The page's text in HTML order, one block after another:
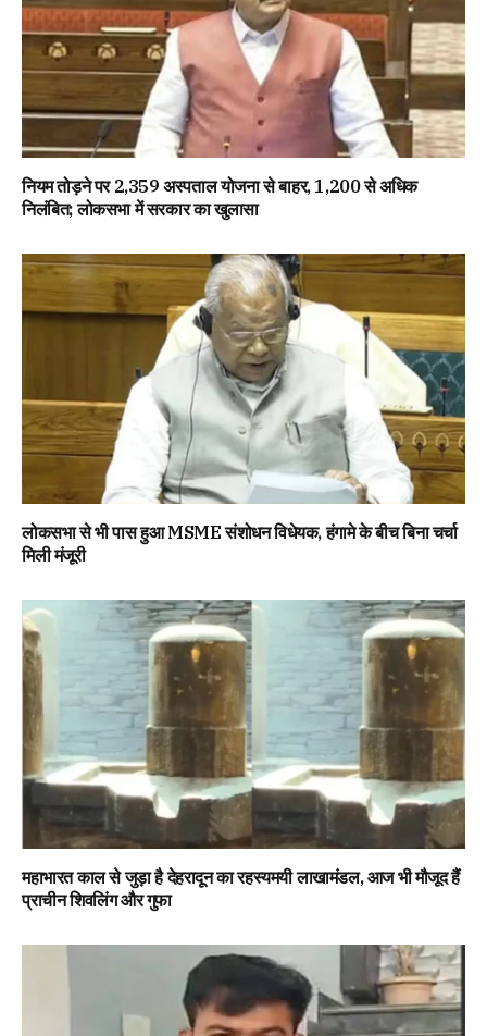
नियम तोड़ने पर 2,359 अस्पताल योजना से बाहर, 1,200 से अधिक
निलंबित; लोकसभा में सरकार का खुलासा
लोकसभा से भी पास हुआ MSME संशोधन विधेयक, हंगामे के बीच बिना चर्चा
मिली मंजूरी
महाभारत काल से जुड़ा है देहरादून का रहस्यमयी लाखामंडल, आज भी मौजूद हैं
प्राचीन शिवलिंग और गुफा